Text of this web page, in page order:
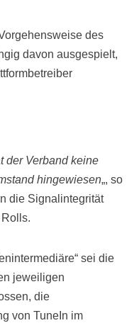
des
davon ausgespielt,
der Verband keine
hingewiesen„, so
die Signalintegrität
sei die
jeweiligen
die
von TuneIn im